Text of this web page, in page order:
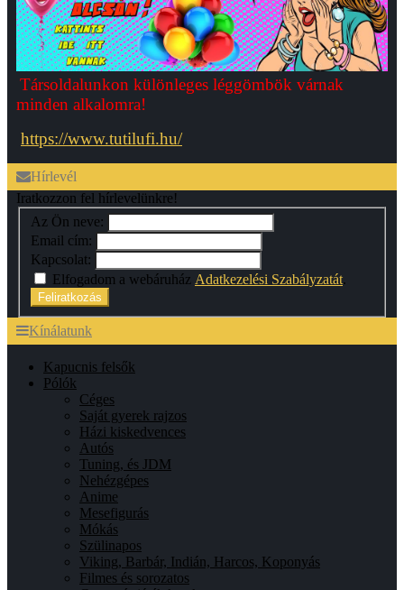
Társoldalunkon különleges léggömbök várnak
minden alkalomra!
https://www.tutilufi.hu/
Hírlevél
Iratkozzon fel hírlevelünkre!
Az Ön neve:
Email cím:
Kapcsolat:
Elfogadom a webáruház Adatkezelési Szabályzatát.
Feliratkozás
Kínálatunk
Kapucnis felsők
Pólók
Céges
Saját gyerek rajzos
Házi kiskedvences
Autós
Tuning, és JDM
Nehézgépes
Anime
Mesefigurás
Mókás
Szülinapos
Viking, Barbár, Indián, Harcos, Koponyás
Filmes és sorozatos